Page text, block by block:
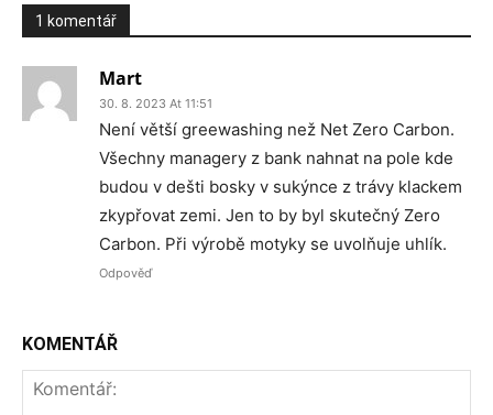
1 komentář
Mart
30. 8. 2023 At 11:51
Není větší greewashing než Net Zero Carbon.
Všechny managery z bank nahnat na pole kde
budou v dešti bosky v sukýnce z trávy klackem
zkypřovat zemi. Jen to by byl skutečný Zero
Carbon. Při výrobě motyky se uvolňuje uhlík.
Odpověď
KOMENTÁŘ